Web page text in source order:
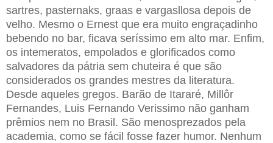
sartres, pasternaks, graas e vargasllosa depois de
velho. Mesmo o Ernest que era muito engraçadinho
bebendo no bar, ficava seríssimo em alto mar. Enfim,
os intemeratos, empolados e glorificados como
salvadores da pátria sem chuteira é que são
considerados os grandes mestres da literatura.
Desde aqueles gregos. Barão de Itararé, Millôr
Fernandes, Luis Fernando Verissimo não ganham
prêmios nem no Brasil. São menosprezados pela
academia, como se fácil fosse fazer humor. Nenhum